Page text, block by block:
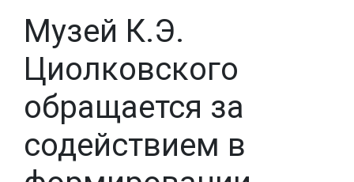
Музей К.Э.
Циолковского
обращается за
содействием в